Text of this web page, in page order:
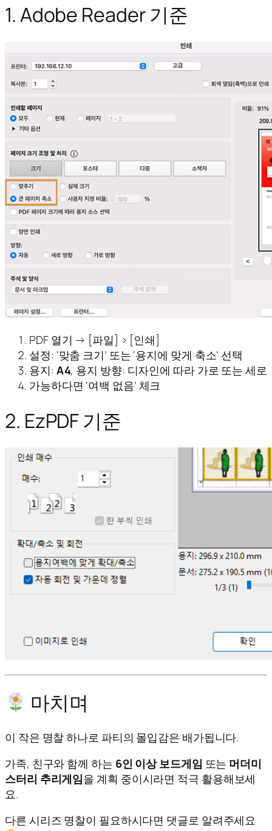
1. Adobe Reader 기준
PDF 열기 → [파일] > [인쇄]
설정: ‘맞춤 크기’ 또는 ‘용지에 맞게 축소’ 선택
용지: A4, 용지 방향: 디자인에 따라 가로 또는 세로
가능하다면 ‘여백 없음’ 체크
2. EzPDF 기준
마치며
이 작은 명찰 하나로 파티의 몰입감은 배가됩니다.
가족, 친구와 함께 하는 6인 이상 보드게임 또는 머더미
스터리 추리게임을 계획 중이시라면 적극 활용해보세
요.
다른 시리즈 명찰이 필요하시다면 댓글로 알려주세요